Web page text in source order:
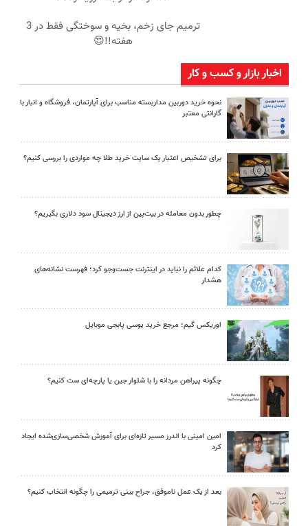
ترمیم جای زخم، بخیه و سوختگی فقط در 3
هفته!!😍
اخبار بازار و کسب و کار
نحوه خرید دوربین مداربسته مناسب برای آپارتمان، فروشگاه و انبار با
گارانتی معتبر
برای تشخیص اعتبار یک سایت خرید طلا چه مواردی را بررسی کنیم؟
چطور بدون معامله در بیت‌پین از ارز دیجیتال سود دلاری بگیریم؟
کدام علائم را نباید در اینترنت جست‌وجو کرد؛ فهرست نشانه‌های
هشدار
اوریکس گیم؛ مرجع خرید یوسی پابجی موبایل
چگونه پیراهن مردانه را با شلوار جین یا پارچه‌ای ست کنیم؟
امین امینی با اندرز مسیر تازه‌ای برای آموزش شخصی‌سازی‌شده ایجاد
کرد
بعد از یک عمل ناموفق، جراح بینی ترمیمی را چگونه انتخاب کنیم؟